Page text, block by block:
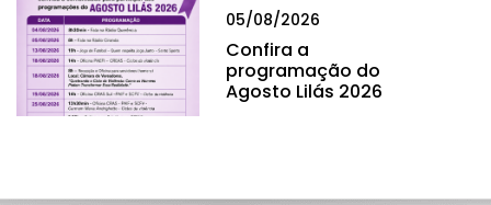
05/08/2026
Confira a
programação do
Agosto Lilás 2026